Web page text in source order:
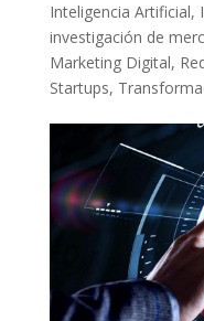
Inteligencia Artificial,
investigación de
Marketing Digital,
Startups,